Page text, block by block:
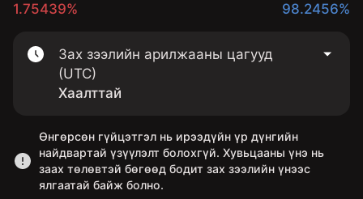
1.75439% 98.2456%
Зах зээлийн арилжааны цагууд
(UTC)
Хаалттай
Өнгөрсөн гүйцэтгэл нь ирээдүйн үр дүнгийн
найдвартай үзүүлэлт болохгүй. Хувьцааны үнэ нь
заах төлөвтэй бөгөөд бодит зах зээлийн үнээс
ялгаатай байж болно.